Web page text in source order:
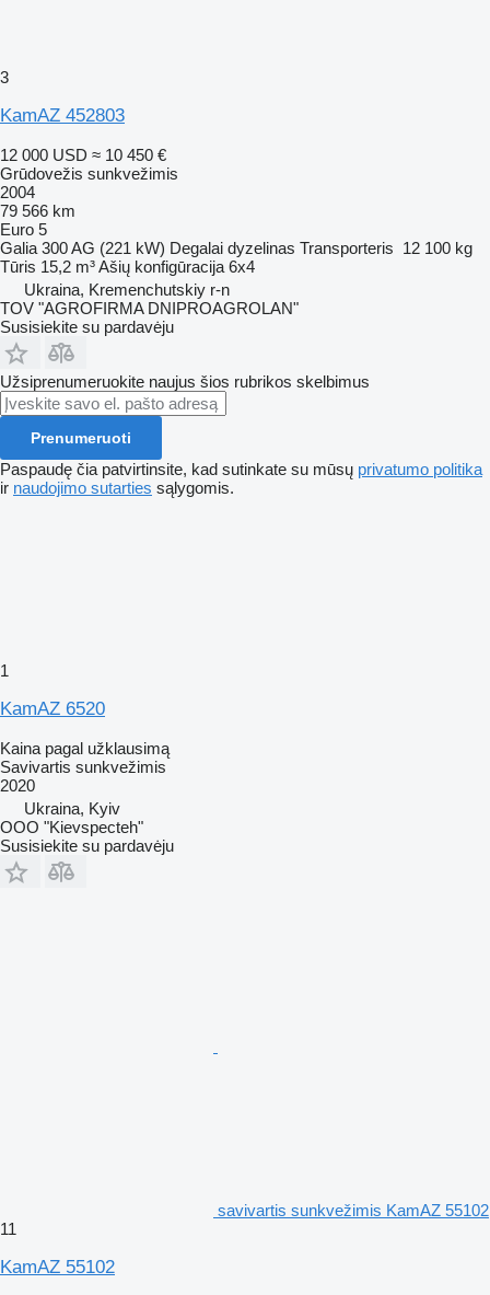
3
KamAZ 452803
12 000 USD ≈ 10 450 €
Grūdovežis sunkvežimis
2004
79 566 km
Euro 5
Galia 300 AG (221 kW) Degalai dyzelinas Transporteris 12 100 kg
Tūris 15,2 m³Ašių konfigūracija 6x4
Ukraina, Kremenchutskiy r-n
TOV "AGROFIRMA DNIPROAGROLAN"
Susisiekite su pardavėju
Užsiprenumeruokite naujus šios rubrikos skelbimus
Prenumeruoti
Paspaudę čia patvirtinsite, kad sutinkate su mūsų privatumo politika
ir naudojimo sutarties sąlygomis.
1
KamAZ 6520
Kaina pagal užklausimą
Savivartis sunkvežimis
2020
Ukraina, Kyiv
OOO "Kievspecteh"
Susisiekite su pardavėju
savivartis sunkvežimis KamAZ 55102
11
KamAZ 55102